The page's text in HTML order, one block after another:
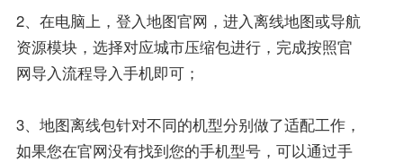
2、在电脑上，登入地图官网，进入离线地图或导航
资源模块，选择对应城市压缩包进行，完成按照官
网导入流程导入手机即可；
3、地图离线包针对不同的机型分别做了适配工作，
如果您在官网没有找到您的手机型号，可以通过手